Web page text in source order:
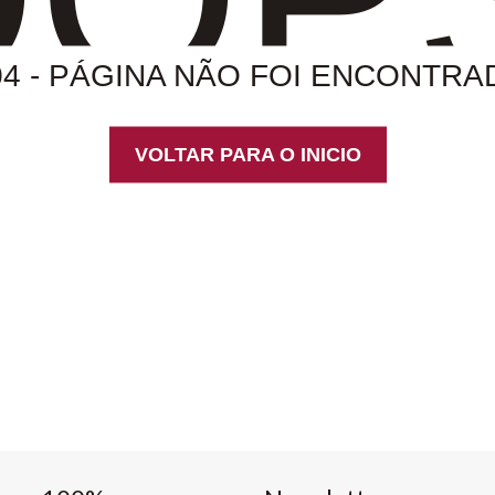
- PÁGINA NÃO FOI
VOLTAR PARA O INICIO